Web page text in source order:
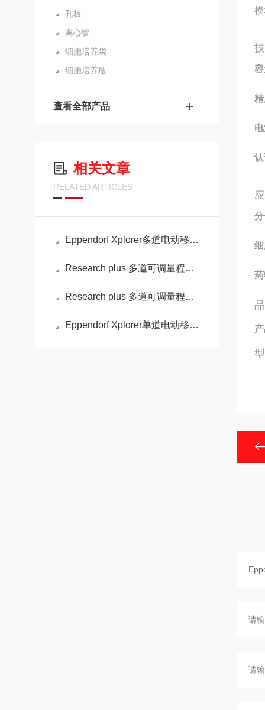
孔板
离心管
细胞培养袋
细胞培养瓶
查看全部产品
相关文章
RELATED ARTICLES
Eppendorf Xplorer多道电动移液器的性能
Research plus 多道可调量程移液器的操作步骤
Research plus 多道可调量程移液器的特性
Eppendorf Xplorer单道电动移液器的特点